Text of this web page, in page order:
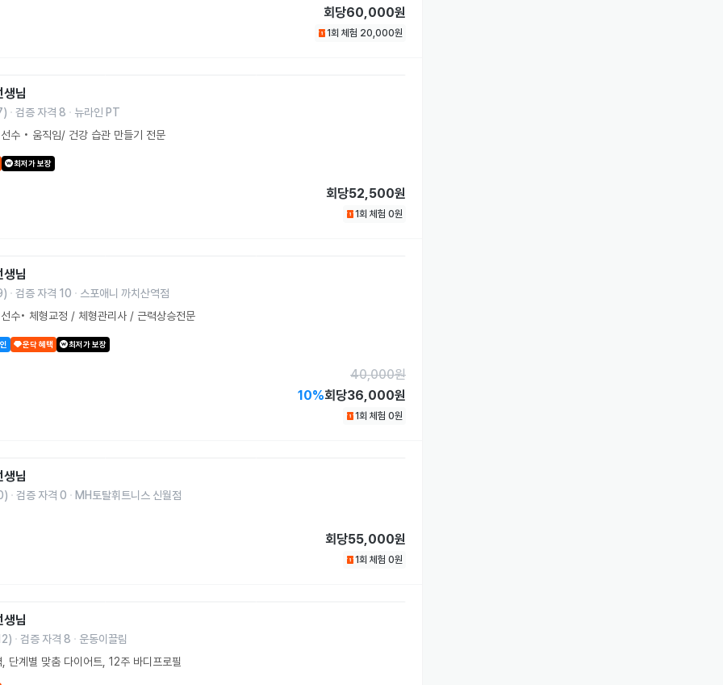
회당60,000원
1회 체험 20,000원
님
) 검증 자격 8
뉴라인 PT
수 • 움직임/ 건강 습관 만들기 전문
최저가 보장
회당52,500원
1회 체험 0원
님
) 검증 자격 10
스포애니 까치산역점
수• 체형교정 / 체형관리사 / 근력상승전문
운닥 혜택 최저가 보장
40,000원
10%회당36,000원
1회 체험 0원
님
) 검증 자격 0 MH토탈휘트니스 신월점
회당55,000원
1회 체험 0원
님
) 검증 자격 8
운동이끌림
단계별 맞춤 다이어트, 12주 바디프로필